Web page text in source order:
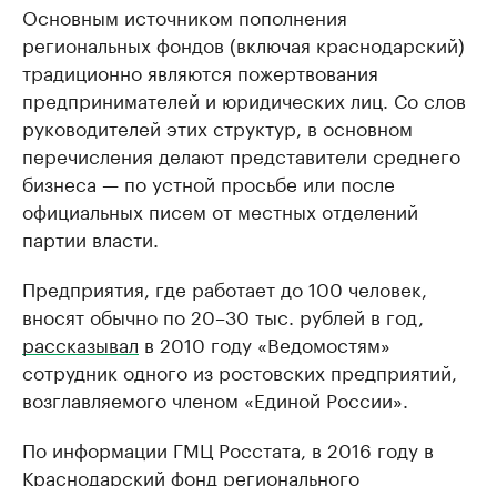
Основным источником пополнения
региональных фондов (включая краснодарский)
традиционно являются пожертвования
предпринимателей и юридических лиц. Со слов
руководителей этих структур, в основном
перечисления делают представители среднего
бизнеса — по устной просьбе или после
официальных писем от местных отделений
партии власти.
Предприятия, где работает до 100 человек,
вносят обычно по 20–30 тыс. рублей в год,
рассказывал в 2010 году «Ведомостям»
сотрудник одного из ростовских предприятий,
возглавляемого членом «Единой России».
По информации ГМЦ Росстата, в 2016 году в
Краснодарский фонд регионального